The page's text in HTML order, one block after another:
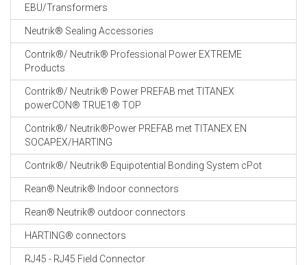
EBU/Transformers
Neutrik® Sealing Accessories
Contrik®/ Neutrik® Professional Power EXTREME
Products
Contrik®/ Neutrik® Power PREFAB met TITANEX
powerCON® TRUE1® TOP
Contrik®/ Neutrik®Power PREFAB met TITANEX EN
SOCAPEX/HARTING
Contrik®/ Neutrik® Equipotential Bonding System cPot
Rean® Neutrik® Indoor connectors
Rean® Neutrik® outdoor connectors
HARTING® connectors
RJ45 - RJ45 Field Connector